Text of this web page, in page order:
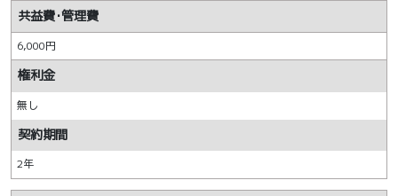
共益費･管理費
6,000円
権利金
無し
契約期間
2年